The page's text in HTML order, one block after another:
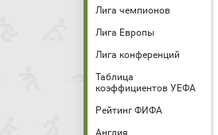
Лига чемпионов
Лига Европы
Лига конференций
Таблица
коэффициентов УЕФА
Рейтинг ФИФА
Англия